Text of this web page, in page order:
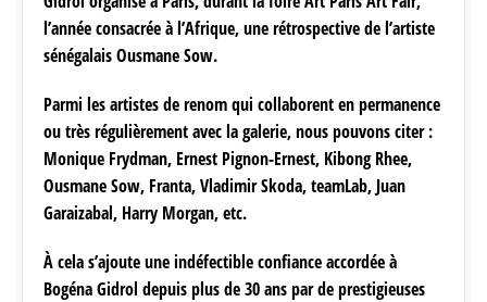
l’année consacrée à l’Afrique, une rétrospective de l’artiste
sénégalais Ousmane Sow.
Parmi les artistes de renom qui collaborent en permanence
ou très régulièrement avec la galerie, nous pouvons citer :
Monique Frydman, Ernest Pignon-Ernest, Kibong Rhee,
Ousmane Sow, Franta, Vladimir Skoda, teamLab, Juan
Garaizabal, Harry Morgan, etc.
À cela s’ajoute une indéfectible confiance accordée à
Bogéna Gidrol depuis plus de 30 ans par de prestigieuses